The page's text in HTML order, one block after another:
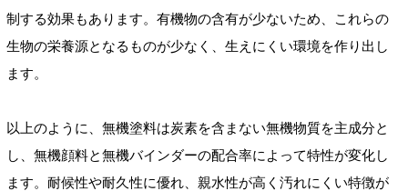
制する効果もあります。有機物の含有が少ないため、これらの
生物の栄養源となるものが少なく、生えにくい環境を作り出し
ます。
以上のように、無機塗料は炭素を含まない無機物質を主成分と
し、無機顔料と無機バインダーの配合率によって特性が変化し
ます。耐候性や耐久性に優れ、親水性が高く汚れにくい特徴が